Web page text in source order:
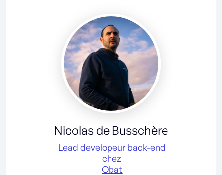
Nicolas de Busschère
Lead developeur back-end
chez
Obat